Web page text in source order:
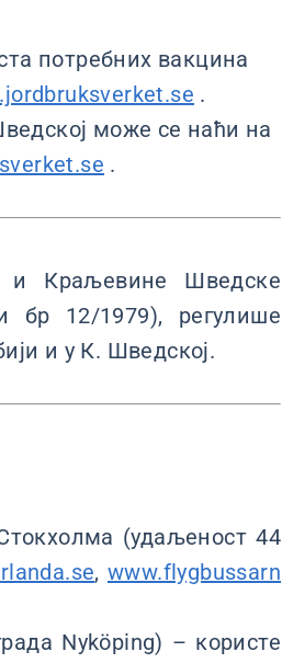
потребних вакцина
.
може се наћи на
.
и Краљевине Шведске
бр 12/1979), регулише
и у К. Шведској.
(удаљеност 44
, www.flygbussarn
Nyköping) – користе